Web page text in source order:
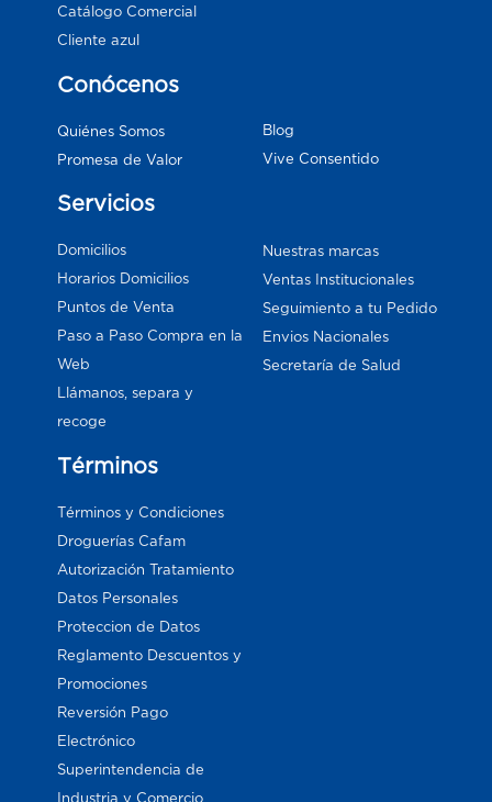
Catálogo Comercial
Cliente azul
Conócenos
Quiénes Somos
Promesa de Valor
Blog
Vive Consentido
Servicios
Domicilios
Horarios Domicilios
Puntos de Venta
Paso a Paso Compra en la
Web
Llámanos, separa y
recoge
Nuestras marcas
Ventas Institucionales
Seguimiento a tu Pedido
Envios Nacionales
Secretaría de Salud
Términos
Términos y Condiciones
Droguerías Cafam
Autorización Tratamiento
Datos Personales
Proteccion de Datos
Reglamento Descuentos y
Promociones
Reversión Pago
Electrónico
Superintendencia de
Industria y Comercio